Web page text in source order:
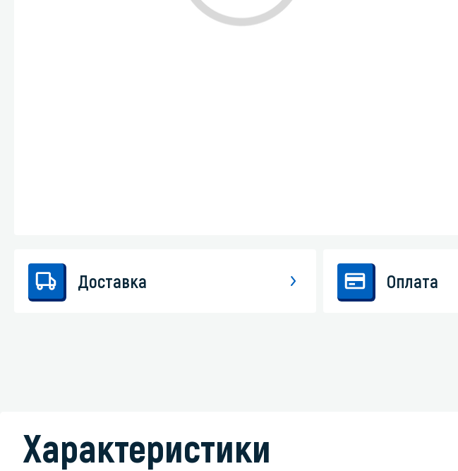
Стекла и зеркала
Доставка Оплата
Характеристики